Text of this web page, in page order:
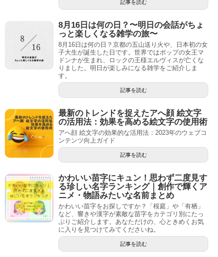
記事を読む
8月16日は何の日？〜明日の会話がちょ
っと楽しくなる雑学の旅〜
8月16日は何の日？京都の五山送り火や、日本初の女
子大生が誕生した日です。世界ではポップの女王マ
ドンナが生まれ、ロックの王様エルヴィスが亡くな
りました。明日が楽しみになる雑学をご紹介しま
す。
記事を読む
最新のトレンドを捉えたアへ顔 絵文字
の活用法：効果を高める絵文字の使用術
アへ顔 絵文字の効果的な活用法：2023年のウェブコ
ンテンツ向上ガイド
記事を読む
かわいい苗字にキュン！思わず二度見す
る珍しい名字ランキング｜創作で輝くア
ニメ・物語みたいな名前まとめ
かわいい苗字をお探しですか？「桜庭」や「有栖」
など、響きや漢字が素敵な苗字をカテゴリ別にたっ
ぷりご紹介します。あなただけの、心ときめくお気
に入りを見つけてみてくださいね。
記事を読む